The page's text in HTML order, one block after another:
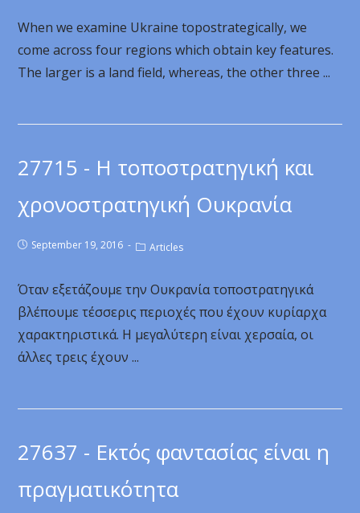
When we examine Ukraine topostrategically, we
come across four regions which obtain key features.
The larger is a land field, whereas, the other three ...
27715 - Η τοποστρατηγική και
χρονοστρατηγική Ουκρανία
September 19, 2016 Articles
Όταν εξετάζουμε την Ουκρανία τοποστρατηγικά
βλέπουμε τέσσερις περιοχές που έχουν κυρίαρχα
χαρακτηριστικά. Η μεγαλύτερη είναι χερσαία, οι
άλλες τρεις έχουν ...
27637 - Εκτός φαντασίας είναι η
πραγματικότητα